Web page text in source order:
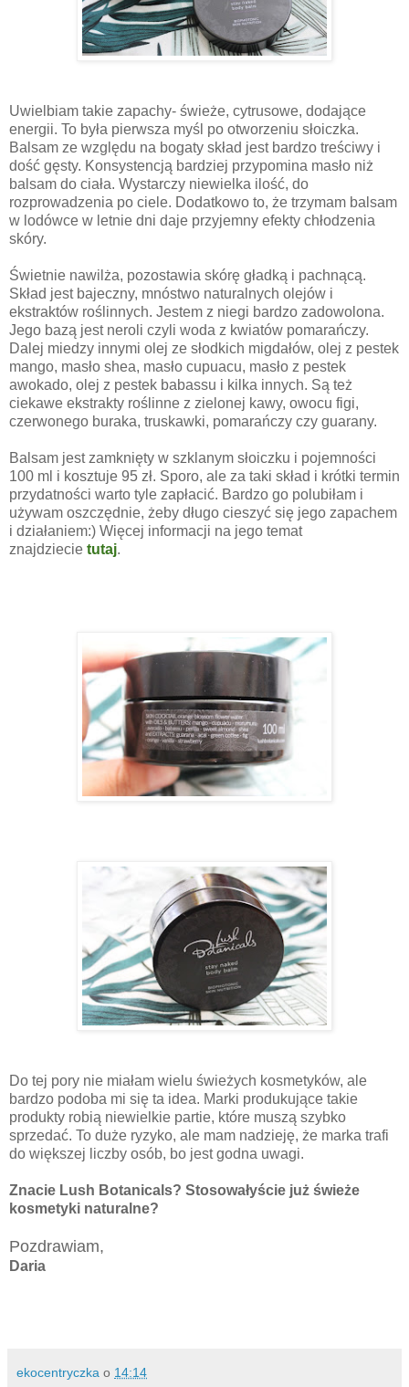
Uwielbiam takie zapachy- świeże, cytrusowe, dodające
energii. To była pierwsza myśl po otworzeniu słoiczka.
Balsam ze względu na bogaty skład jest bardzo treściwy i
dość gęsty. Konsystencją bardziej przypomina masło niż
balsam do ciała. Wystarczy niewielka ilość, do
rozprowadzenia po ciele. Dodatkowo to, że trzymam balsam
w lodówce w letnie dni daje przyjemny efekty chłodzenia
skóry.
Świetnie nawilża, pozostawia skórę gładką i pachnącą.
Skład jest bajeczny, mnóstwo naturalnych olejów i
ekstraktów roślinnych. Jestem z niegi bardzo zadowolona.
Jego bazą jest neroli czyli woda z kwiatów pomarańczy.
Dalej miedzy innymi olej ze słodkich migdałów, olej z pestek
mango, masło shea, masło cupuacu, masło z pestek
awokado, olej z pestek babassu i kilka innych. Są też
ciekawe ekstrakty roślinne z zielonej kawy, owocu figi,
czerwonego buraka, truskawki, pomarańczy czy guarany.
Balsam jest zamknięty w szklanym słoiczku i pojemności
100 ml i kosztuje 95 zł. Sporo, ale za taki skład i krótki termin
przydatności warto tyle zapłacić. Bardzo go polubiłam i
używam oszczędnie, żeby długo cieszyć się jego zapachem
i działaniem:) Więcej informacji na jego temat
znajdziecie tutaj.
Do tej pory nie miałam wielu świeżych kosmetyków, ale
bardzo podoba mi się ta idea. Marki produkujące takie
produkty robią niewielkie partie, które muszą szybko
sprzedać. To duże ryzyko, ale mam nadzieję, że marka trafi
do większej liczby osób, bo jest godna uwagi.
Znacie Lush Botanicals? Stosowałyście już świeże
kosmetyki naturalne?
Pozdrawiam,
Daria
ekocentryczka o 14:14